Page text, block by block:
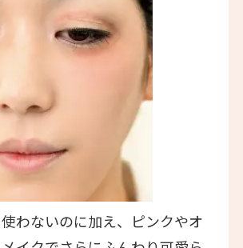
わないのに加え、ピンクやオ